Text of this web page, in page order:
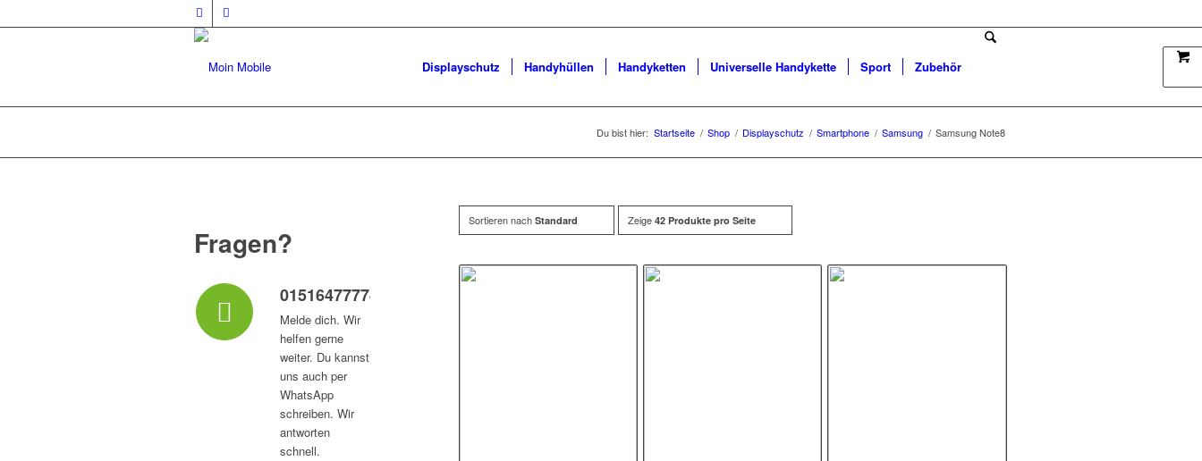
Displayschutz Handyhüllen Handyketten Universelle Handykette Sport Zubehör
Du bist hier: Startseite / Shop / Displayschutz / Smartphone / Samsung / Samsung Note8
Sortieren nach Standard Zeige 42 Produkte pro Seite
Fragen?
015164777747
Melde dich. Wir
helfen gerne
weiter. Du kannst
uns auch per
WhatsApp
schreiben. Wir
antworten
schnell.